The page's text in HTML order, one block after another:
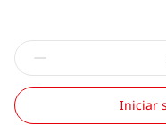
Iniciar